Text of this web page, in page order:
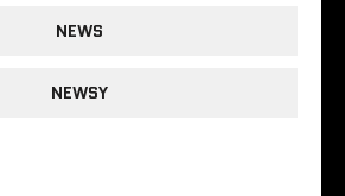
NEWS
NEWSY